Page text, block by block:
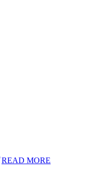
READ MORE